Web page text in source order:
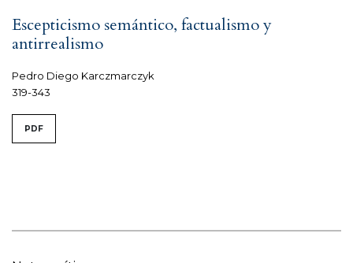
Escepticismo semántico, factualismo y
antirrealismo
Pedro Diego Karczmarczyk
319-343
PDF